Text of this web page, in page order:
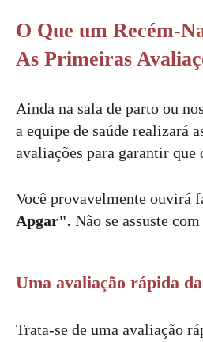
O Que um Recém-
As Primeiras
Ainda na sala de parto ou
a equipe de saúde realizará
avaliações para garantir que
Você provavelmente ouvirá
Apgar". Não se assuste
Uma avaliação rápida
Trata-se de uma avaliação